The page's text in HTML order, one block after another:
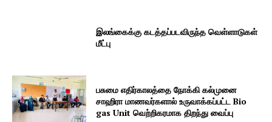
இலங்கைக்கு கடத்தப்படவிருந்த வெள்ளாடுகள்
மீட்பு
பசுமை எதிர்காலத்தை நோக்கி கல்முனை
சாஹிரா மாணவர்களால் உருவாக்கப்பட்ட Bio
gas Unit வெற்றிகரமாக திறந்து வைப்பு